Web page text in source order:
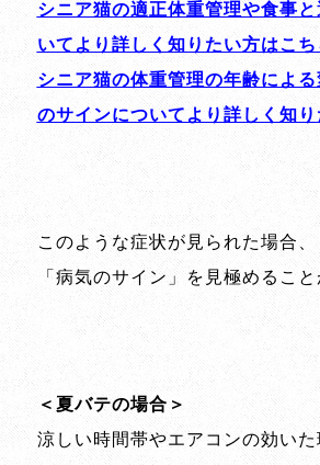
シニア猫の適正体重管理や食事
いてより詳しく知りたい方はこち
シニア猫の体重管理の年齢によ
のサインについてより詳しく知
このような症状が見られた場合
「病気のサイン」を見極めること
＜夏バテの場合＞
涼しい時間帯やエアコンの効いた